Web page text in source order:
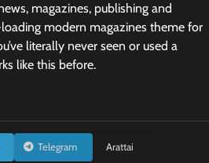
magazines, publishing and
modern magazines theme for
literally never seen or used a
like this before.
Telegram Arattai